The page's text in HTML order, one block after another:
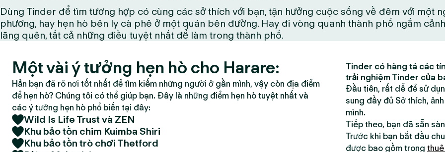
Dùng Tinder để tìm tương hợp có cùng các sở thích với bạn, tận hưởng cuộc sống về đêm với một
phương, hay hẹn hò bên ly cà phê ở một quán bên đường. Hay đi vòng quanh thành phố ngắm
lãng quên, tất cả những điều tuyệt nhất để làm trong thành phố.
Một vài ý tưởng hẹn hò cho Harare:
Hẳn bạn đã rõ nơi tốt nhất để tìm kiếm những người ở gần mình, vậy còn địa điểm
để hẹn hò? Chúng tôi có thể giúp bạn. Đây là những điểm hẹn hò tuyệt nhất và
các ý tưởng hẹn hò phổ biến tại đây:
Wild Is Life Trust và ZEN
Khu bảo tồn chim Kuimba Shiri
Khu bảo tồn trò chơi Thetford
Tinder có hàng tá các
trải nghiệm Tinder của
Đầu tiên, rất dễ để sử
sung đầy đủ Sở thích,
mình.
Tiếp theo, bạn đã sẵn
Trước khi bạn bắt đầu
được bao gồm trong